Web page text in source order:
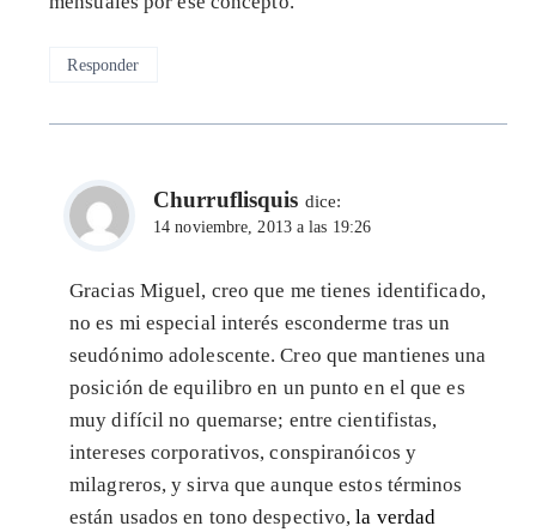
Responder
Churruflisquis dice:
14 noviembre, 2013 a las 19:26
Gracias Miguel, creo que me tienes identificado,
no es mi especial interés esconderme tras un
seudónimo adolescente. Creo que mantienes una
posición de equilibro en un punto en el que es
muy difícil no quemarse; entre cientifistas,
intereses corporativos, conspiranóicos y
milagreros, y sirva que aunque estos términos
están usados en tono despectivo, la verdad